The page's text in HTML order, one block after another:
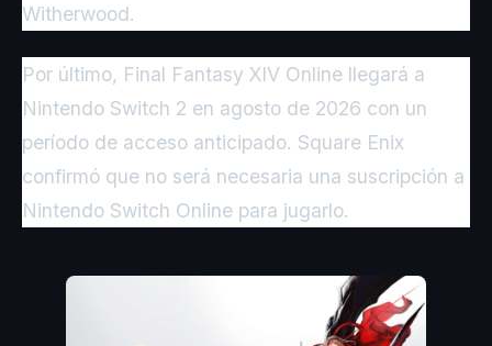
Witherwood.
Por último, Final Fantasy XIV Online llegará a
Nintendo Switch 2 en agosto de 2026 con un
período de acceso anticipado. Square Enix
confirmó que no será necesaria una suscripción a
Nintendo Switch Online para jugarlo.